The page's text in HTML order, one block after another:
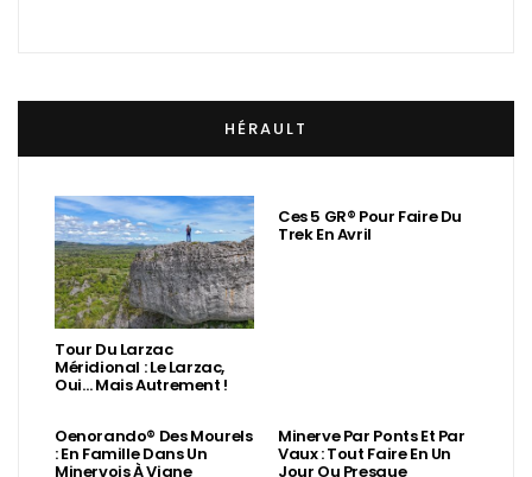
HÉRAULT
Tour Du Larzac
Méridional : Le Larzac,
Oui… Mais Autrement !
Ces 5 GR® Pour Faire Du
Trek En Avril
Oenorando® Des Mourels
: En Famille Dans Un
Minervois À Vigne
Minerve Par Ponts Et Par
Vaux : Tout Faire En Un
Jour Ou Presque